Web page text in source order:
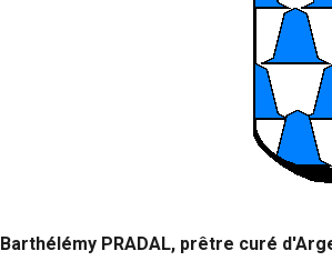
Barthélémy PRADAL, prêtre curé